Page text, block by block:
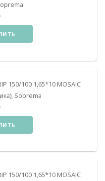
150/100 1,65*10 MOSAIC
Soprema
150/100 1,65*10 MOSAIC